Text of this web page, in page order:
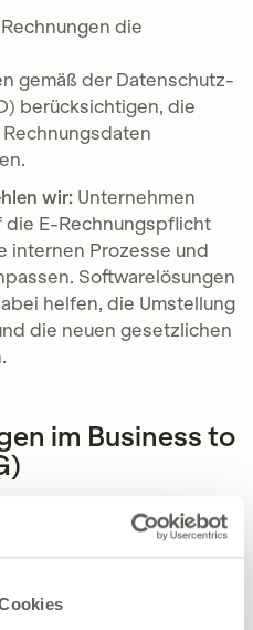
die
gemäß der Datenschutz-
berücksichtigen, die
wir: Unternehmen
E-Rechnungspflicht
internen Prozesse und
Softwarelösungen
helfen, die Umstellung
die neuen gesetzlichen
im Business to
Aufträgen zwischen
(Business to
bereits seit einigen